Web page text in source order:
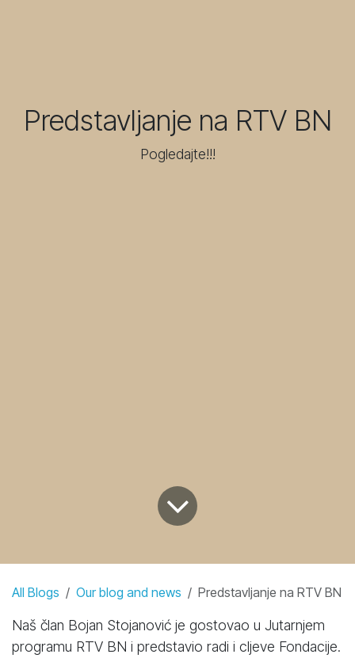
Predstavljanje na RTV BN
Pogledajte!!!
All Blogs Our blog and news Predstavljanje na RTV BN
Naš član Bojan Stojanović je gostovao u Jutarnjem
programu RTV BN i predstavio radi i cljeve Fondacije.